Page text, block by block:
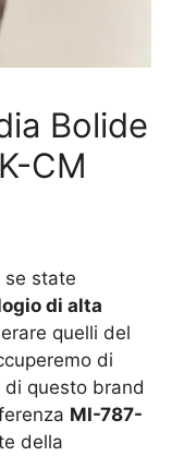
Bolide
CM
se state
di alta
quelli del
di
di questo brand
MI-787-
della